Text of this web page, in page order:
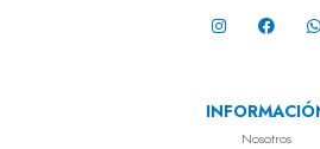
Nosotros